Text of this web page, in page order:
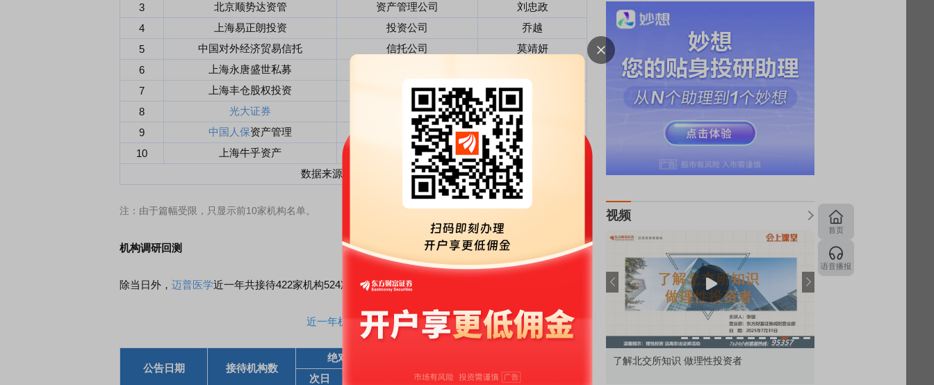
3
北京顺势达资管 资产管理公司
刘忠政
4
上海易正朗投资 投资公司
乔越
5
中国对外经济贸易信托 信托公司
莫靖妍
6
上海永唐盛世私募
7
上海丰仓股权投资 投资公司
路永光
8
光大证券 公司
张杰,刘勇
9
中国人保资产管理 资产管理公司
解骄阳
10
上海牛乎资产 资产管理公司
赵欣
数据来源：
注：由于篇幅受限，只显示前10家机构名单。
机构调研回测
除当日外， 迈普医学近一年共接待422家机构524次调研，近十个
近一年机构调研回测
公告日期 接待机构数
绝对收益率（%）
次日
10日 次日 5日
视频
首席连线｜东方财富证券陈果：A股再平衡的
债券知识通识：从基础认知到特色品种 市价委托那么多种，究竟怎么用？
首页
语音播报